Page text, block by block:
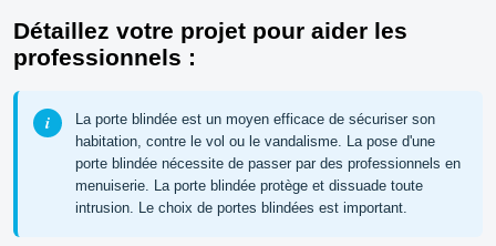
Détaillez votre projet pour aider les
professionnels :
La porte blindée est un moyen efficace de sécuriser son
habitation, contre le vol ou le vandalisme. La pose d'une
porte blindée nécessite de passer par des professionnels en
menuiserie. La porte blindée protège et dissuade toute
intrusion. Le choix de portes blindées est important.